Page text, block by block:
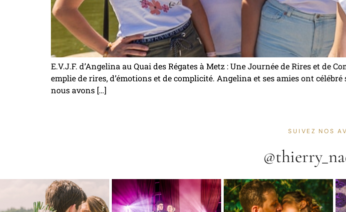
E.V.J.F. d’Angelina au Quai des Régates à Metz : Une Journée de Rires et de
emplie de rires, d’émotions et de complicité. Angelina et ses amies ont
nous avons […]
SUIVEZ NOS